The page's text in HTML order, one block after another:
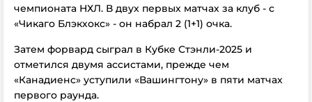
чемпионата НХЛ. В двух первых матчах за клуб - с
«Чикаго Блэкхокс» - он набрал 2 (1+1) очка.
Затем форвард сыграл в Кубке Стэнли-2025 и
отметился двумя ассистами, прежде чем
«Канадиенс» уступили «Вашингтону» в пяти матчах
первого раунда.